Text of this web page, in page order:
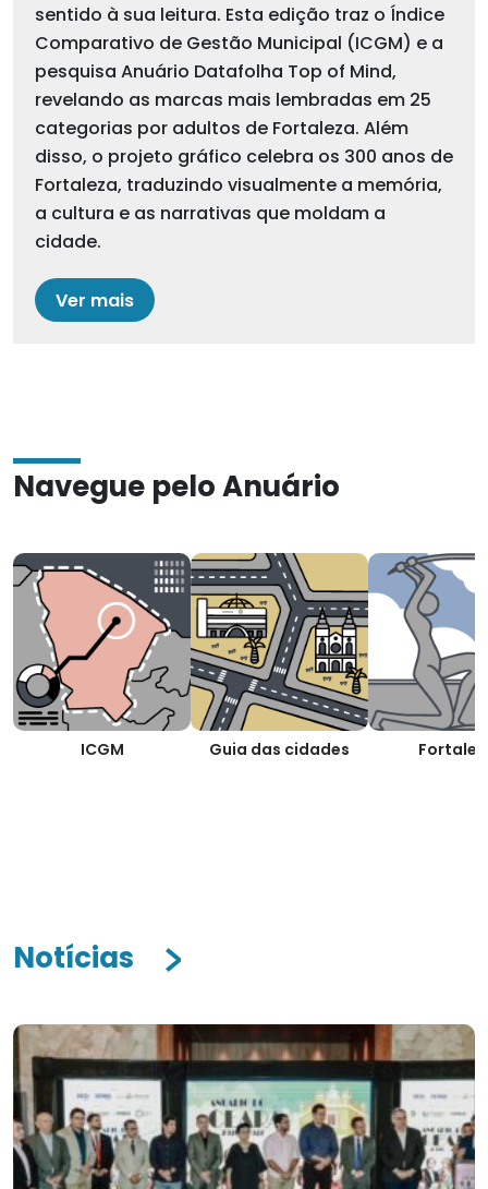
sentido à sua leitura. Esta edição traz o Índice
Comparativo de Gestão Municipal (ICGM) e a
pesquisa Anuário Datafolha Top of Mind,
revelando as marcas mais lembradas em 25
categorias por adultos de Fortaleza. Além
disso, o projeto gráfico celebra os 300 anos de
Fortaleza, traduzindo visualmente a memória,
a cultura e as narrativas que moldam a
cidade.
Ver mais
Navegue pelo Anuário
ICGM Guia das cidades
Notícias